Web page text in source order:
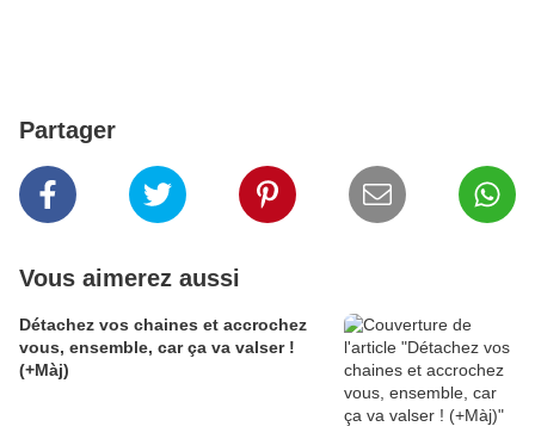
Partager
Vous aimerez aussi
Détachez vos chaines et accrochez
vous, ensemble, car ça va valser !
(+Màj)